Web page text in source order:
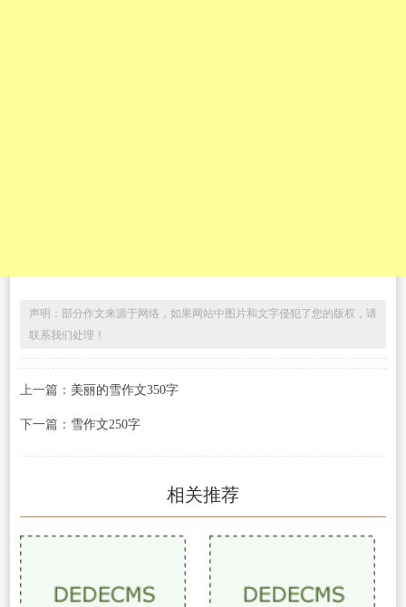
声明：部分作文来源于网络，如果网站中图片和文字侵犯了您的版权，请
联系我们处理！
上一篇： 美丽的雪作文350字
下一篇： 雪作文250字
相关推荐